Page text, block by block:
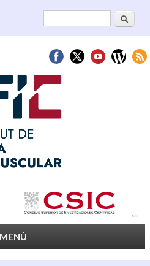
Formulari deCerca
MENÚ